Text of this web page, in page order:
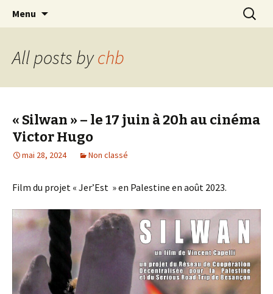
The Serious Road Trip
Connexion Humanitaire Bisontine
Menu
All posts bychb
« Silwan » – le 17 juin à 20h au cinéma
Victor Hugo
mai 28, 2024 Non classé
Film du projet « Jer’Est » en Palestine en août 2023.